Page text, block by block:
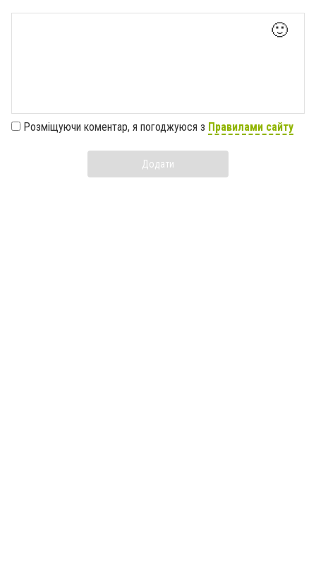
🙂
Розміщуючи коментар, я погоджуюся з Правилами сайту
Додати